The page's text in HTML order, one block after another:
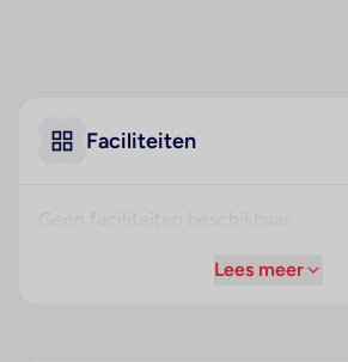
Faciliteiten
Lees meer